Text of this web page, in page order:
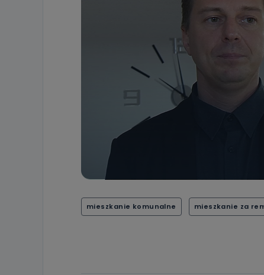
19 dostępu
ich
sprzeciwu
Do
Do czasu
Jakie
Państwa (lub
źródeł
adres
oraz
Jak
mieszkanie komunalne mieszkanie za